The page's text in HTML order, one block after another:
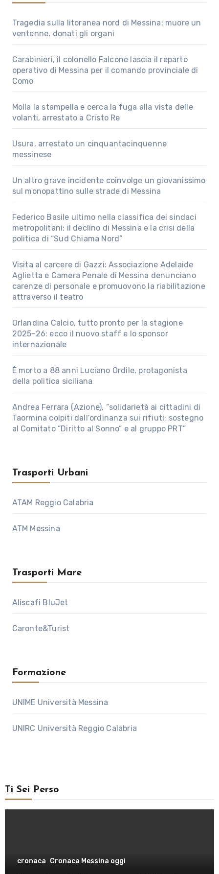
Tragedia sulla litoranea nord di Messina: muore un
ventenne, donati gli organi
Carabinieri, il colonello Falcone lascia il reparto
operativo di Messina per il comando provinciale di
Como
Molla la stampella e cerca la fuga alla vista delle
volanti, arrestato a Cristo Re
Usura, arrestato un cinquantacinquenne
messinese
Un altro grave incidente coinvolge un giovanissimo
sul monopattino sulle strade di Messina
Federico Basile ultimo nella classifica dei sindaci
metropolitani: il declino di Messina e la crisi della
politica di “Sud Chiama Nord”
Visita al carcere di Gazzi: Associazione Adelaide
Aglietta e Camera Penale di Messina denunciano
carenze di personale e promuovono la riabilitazione
attraverso il teatro
Orlandina Calcio, tutto pronto per la stagione
2025–26: ecco il nuovo staff e lo sponsor
internazionale
È morto a 88 anni Luciano Ordile, protagonista
della politica siciliana
Andrea Ferrara (Azione), “solidarietà ai cittadini di
Taormina colpiti dall’ordinanza sui rifiuti; sostegno
al Comitato “Diritto al Sonno” e al gruppo PRT”
Trasporti Urbani
ATAM Reggio Calabria
ATM Messina
Trasporti Mare
Aliscafi BluJet
Caronte&Turist
Formazione
UNIME Università Messina
UNIRC Università Reggio Calabria
Ti Sei Perso
cronaca Cronaca Messina oggi